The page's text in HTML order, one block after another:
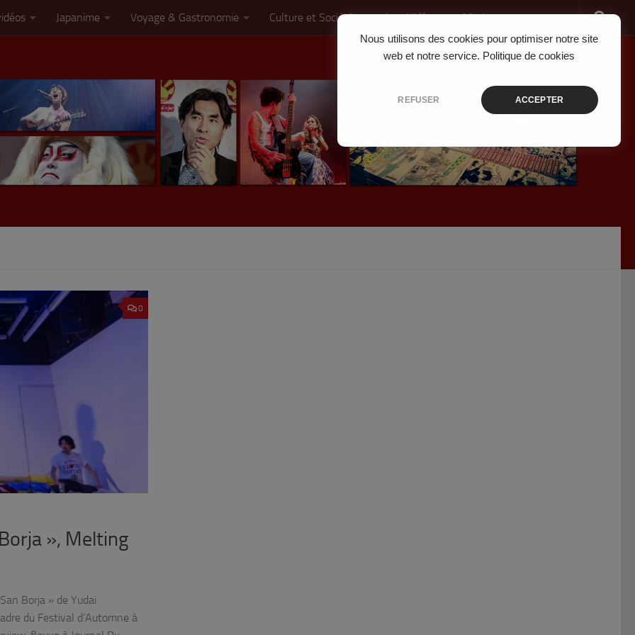
Nous utilisons des cookies pour optimiser notre site
web et notre service. Politique de cookies
REFUSER ACCEPTER
Japanime Voyage & Gastronomie Culture et Société Jeux Vidéo Musique
0
», Melting
Borja » de Yudai
du Festival d’Automne à